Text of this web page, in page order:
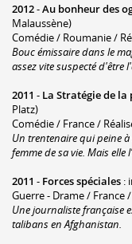
2012-Au bonheur des
Malaussène)
Comédie / Roumanie /
Bouc émissaire dans le
assez vite suspecté
2011 - La Stratégie de la
Platz)
Comédie / France /
Un trentenaire qui peine
femme de sa vie. Mais elle
2011 - Forces spéciales :
Guerre - Drame / France
Une journaliste française
talibans en Afghanistan.